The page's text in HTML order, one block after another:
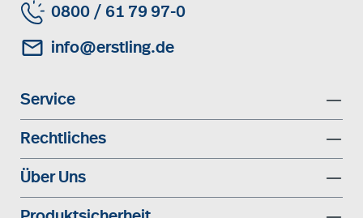
0800 / 61 79 97-0
info@erstling.de
Service
Rechtliches
Über Uns